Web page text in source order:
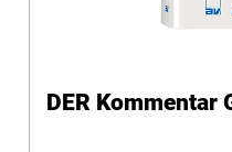
DER Kommentar